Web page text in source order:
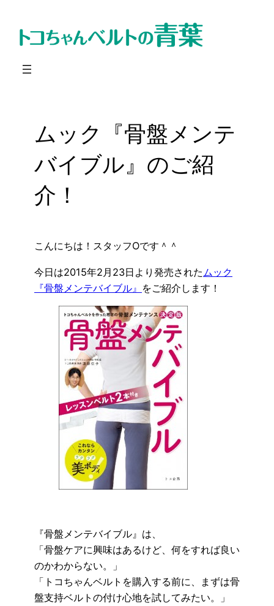
ムック『骨盤メンテ
バイブル』のご紹
介！
こんにちは！スタッフOです＾＾
今日は2015年2月23日より発売された ムック
『骨盤メンテバイブル』 をご紹介します！
『骨盤メンテバイブル』は、
「骨盤ケアに興味はあるけど、何をすれば良い
のかわからない。」
「トコちゃんベルトを購入する前に、まずは骨
盤支持ベルトの付け心地を試してみたい。」